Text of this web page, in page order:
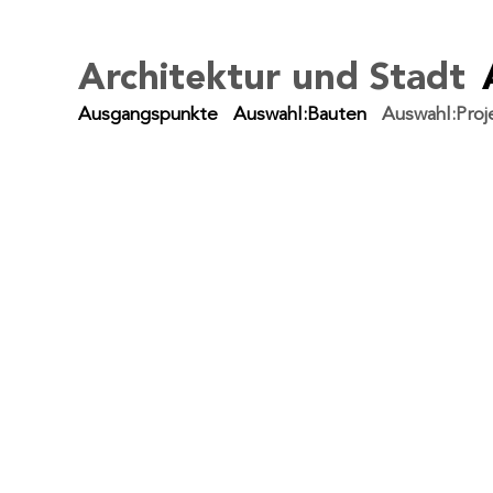
Architektur und Stadt
Ausgangspunkte Auswahl:Bauten